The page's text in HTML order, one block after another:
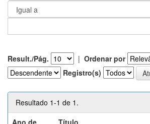
Result./Pág. | Ordenar por
Registro(s)
Resultado 1-1 de 1.
Ano de
Título